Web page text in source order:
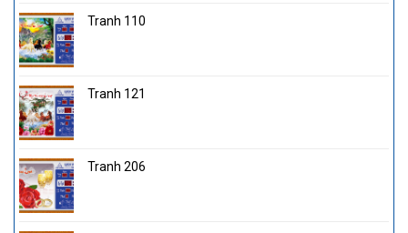
Tranh 110
Tranh 121
Tranh 206